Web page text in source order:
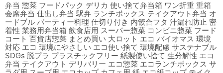
弁当 惣菜 フードパック デリカ 使い捨て弁当箱 ワン折重 重箱
会席弁当 仕出し弁当 駅弁 ランチボックス テイクアウト弁当 オ
ードブル パーティー料理 仕切り付き 内篏合フタ 汁漏れ防止 密
着性 業務用弁当箱 飲食店用 スーパー惣菜 コンビニ惣菜 フード
コート 百貨店惣菜 まとめ買い 大ロット エコ バイオマス 環境
対応 エコ 環境にやさしい エコ使い捨て 環境配慮 サステナブル
SDGs 脱プラ プラスチックフリー 紙製使い捨て 生分解性 エコ
弁当 テイクアウト デリバリー エコ惣菜 エコランチボックス サ